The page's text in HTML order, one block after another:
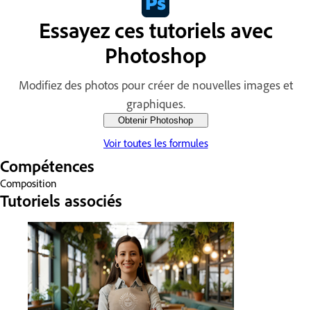
Essayez ces tutoriels avec
Photoshop
Modifiez des photos pour créer de nouvelles images et
graphiques.
Obtenir Photoshop
Voir toutes les formules
Compétences
Composition
Tutoriels associés